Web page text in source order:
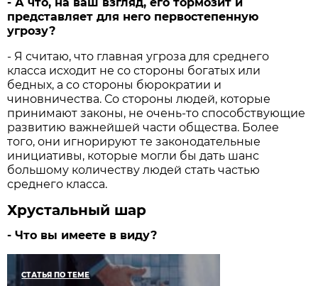
представляет для него первостепенную
угрозу?
- Я считаю, что главная угроза для среднего
класса исходит не со стороны богатых или
бедных, а со стороны бюрократии и
чиновничества. Со стороны людей, которые
принимают законы, не очень-то способствующие
развитию важнейшей части общества. Более
того, они игнорируют те законодательные
инициативы, которые могли бы дать шанс
большому количеству людей стать частью
среднего класса.
Хрустальный шар
- Что вы имеете в виду?
СТАТЬЯ ПО ТЕМЕ